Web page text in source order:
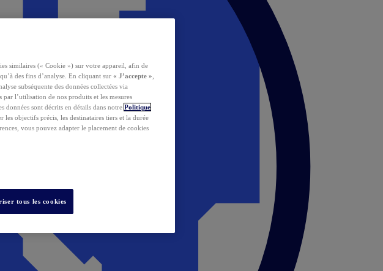
similaires (« Cookie ») sur votre appareil, afin de
des fins d’analyse. En cliquant sur « J’accepte »
subséquente des données collectées via
par l’utilisation de nos produits et les mesures
données sont décrits en détails dans notre Politique
les objectifs précis, les destinataires tiers et la durée
vous pouvez adapter le placement de cookies
tous les cookies